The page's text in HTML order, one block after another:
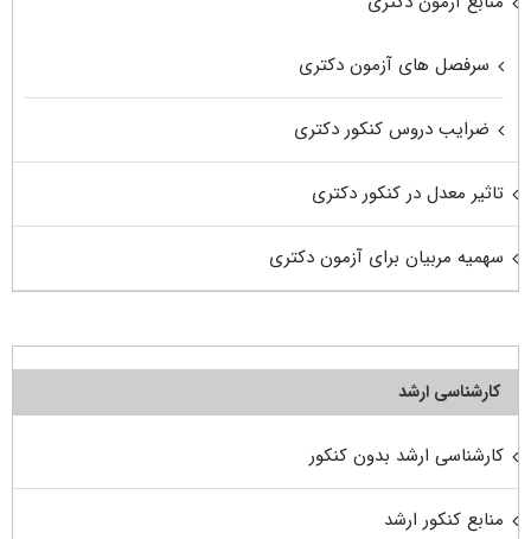
سرفصل های آزمون دکتری
ضرایب دروس کنکور دکتری
تاثیر معدل در کنکور دکتری
سهمیه مربیان برای آزمون دکتری
کارشناسی ارشد
کارشناسی ارشد بدون کنکور
منابع کنکور ارشد